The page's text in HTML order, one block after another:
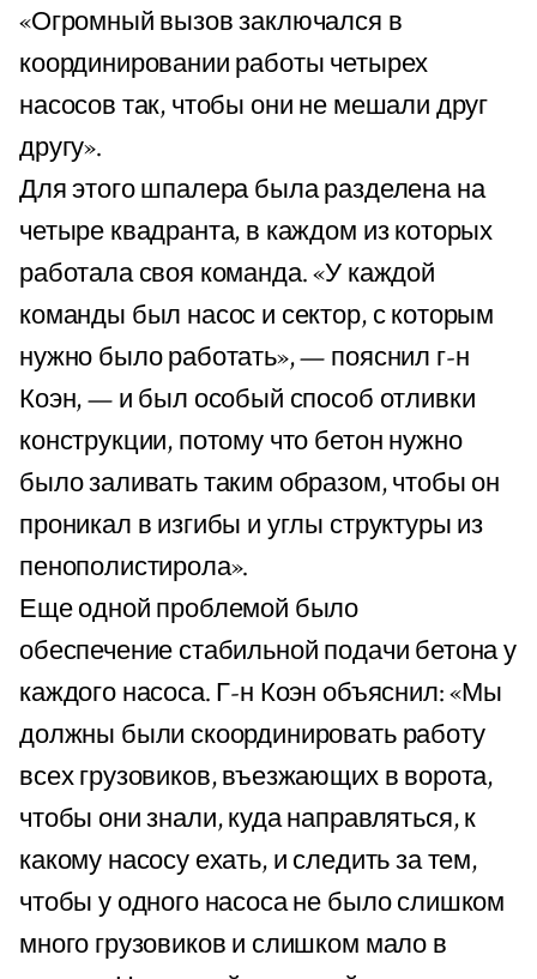
«Огромный вызов заключался в
координировании работы четырех
насосов так, чтобы они не мешали друг
другу».
Для этого шпалера была разделена на
четыре квадранта, в каждом из которых
работала своя команда. «У каждой
команды был насос и сектор, с которым
нужно было работать», — пояснил г-н
Коэн, — и был особый способ отливки
конструкции, потому что бетон нужно
было заливать таким образом, чтобы он
проникал в изгибы и углы структуры из
пенополистирола».
Еще одной проблемой было
обеспечение стабильной подачи бетона у
каждого насоса. Г-н Коэн объяснил: «Мы
должны были скоординировать работу
всех грузовиков, въезжающих в ворота,
чтобы они знали, куда направляться, к
какому насосу ехать, и следить за тем,
чтобы у одного насоса не было слишком
много грузовиков и слишком мало в